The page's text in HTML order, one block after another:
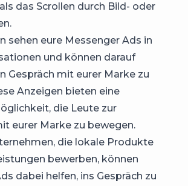
das Scrollen durch Bild- oder
sehen eure Messenger Ads in
und können darauf
Gespräch mit eurer Marke zu
Anzeigen bieten eine
die Leute zur
eurer Marke zu bewegen.
die lokale Produkte
bewerben, können
dabei helfen, ins Gespräch zu